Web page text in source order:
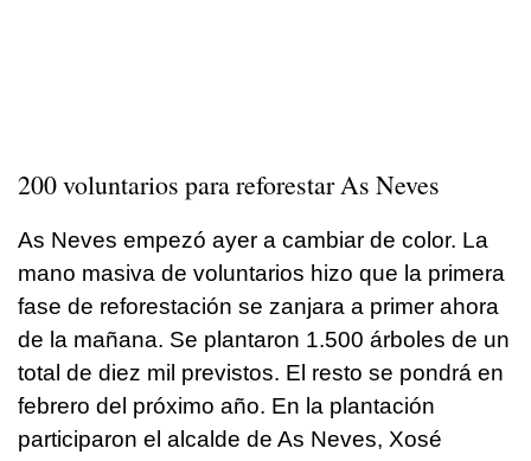
200 voluntarios para reforestar As Neves
As Neves empezó ayer a cambiar de color. La
mano masiva de voluntarios hizo que la primera
fase de reforestación se zanjara a primer ahora
de la mañana. Se plantaron 1.500 árboles de un
total de diez mil previstos. El resto se pondrá en
febrero del próximo año. En la plantación
participaron el alcalde de As Neves, Xosé